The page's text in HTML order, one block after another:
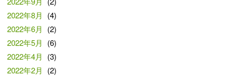
2022年8月
(4)
2022年6月
(2)
2022年5月
(6)
2022年4月
(3)
2022年2月
(2)